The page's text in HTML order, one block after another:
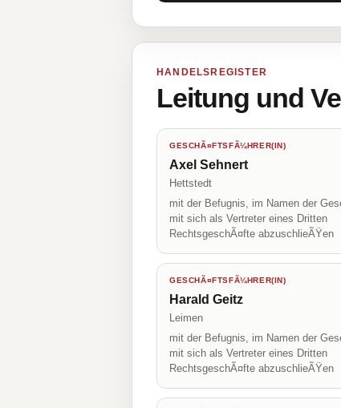
HANDELSREGISTER
Leitung und
GESCHÃ¤FTSFÃ¼HRER(IN)
Axel Sehnert
Hettstedt
mit der Befugnis, im Namen der
mit sich als Vertreter eines Dritten
RechtsgeschÃ¤fte abzuschlieÃŸen
GESCHÃ¤FTSFÃ¼HRER(IN)
Harald Geitz
Leimen
mit der Befugnis, im Namen der
mit sich als Vertreter eines Dritten
RechtsgeschÃ¤fte abzuschlieÃŸen